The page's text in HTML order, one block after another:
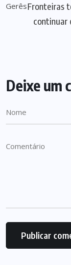
Fronteiras
continuar
Deixe um